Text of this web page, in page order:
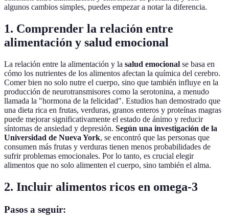
algunos cambios simples, puedes empezar a notar la diferencia.
1. Comprender la relación entre
alimentación y salud emocional
La relación entre la alimentación y la salud emocional se basa en
cómo los nutrientes de los alimentos afectan la química del cerebro.
Comer bien no solo nutre el cuerpo, sino que también influye en la
producción de neurotransmisores como la serotonina, a menudo
llamada la "hormona de la felicidad". Estudios han demostrado que
una dieta rica en frutas, verduras, granos enteros y proteínas magras
puede mejorar significativamente el estado de ánimo y reducir
síntomas de ansiedad y depresión. Según una investigación de la
Universidad de Nueva York, se encontró que las personas que
consumen más frutas y verduras tienen menos probabilidades de
sufrir problemas emocionales. Por lo tanto, es crucial elegir
alimentos que no solo alimenten el cuerpo, sino también el alma.
2. Incluir alimentos ricos en omega-3
Pasos a seguir: